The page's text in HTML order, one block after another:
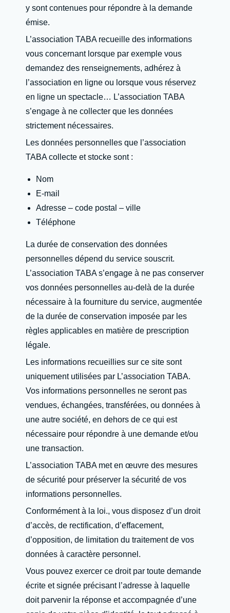
y sont contenues pour répondre à la demande
émise.
L’association TABA recueille des informations
vous concernant lorsque par exemple vous
demandez des renseignements, adhérez à
l’association en ligne ou lorsque vous réservez
en ligne un spectacle… L’association TABA
s’engage à ne collecter que les données
strictement nécessaires.
Les données personnelles que l’association
TABA collecte et stocke sont :
Nom
E-mail
Adresse – code postal – ville
Téléphone
La durée de conservation des données
personnelles dépend du service souscrit.
L’association TABA s’engage à ne pas conserver
vos données personnelles au-delà de la durée
nécessaire à la fourniture du service, augmentée
de la durée de conservation imposée par les
règles applicables en matière de prescription
légale.
Les informations recueillies sur ce site sont
uniquement utilisées par L’association TABA.
Vos informations personnelles ne seront pas
vendues, échangées, transférées, ou données à
une autre société, en dehors de ce qui est
nécessaire pour répondre à une demande et/ou
une transaction.
L’association TABA met en œuvre des mesures
de sécurité pour préserver la sécurité de vos
informations personnelles.
Conformément à la loi., vous disposez d’un droit
d’accès, de rectification, d’effacement,
d’opposition, de limitation du traitement de vos
données à caractère personnel.
Vous pouvez exercer ce droit par toute demande
écrite et signée précisant l’adresse à laquelle
doit parvenir la réponse et accompagnée d’une